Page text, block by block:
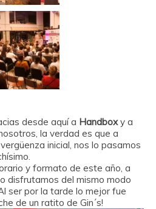
desde aquí a Handboxy a
la verdad es que a
inicial, nos lo pasamos
y formato de este año, a
disfrutamos del mismo modo
ser por la tarde lo mejor fue
de un ratito de Gin´s!